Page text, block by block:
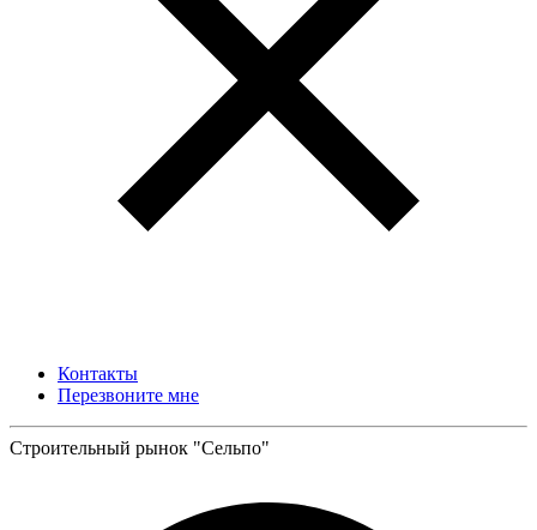
Контакты
Перезвоните мне
Строительный рынок "Сельпо"